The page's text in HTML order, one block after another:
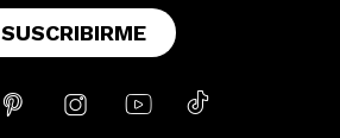
SUSCRIBIRME
   